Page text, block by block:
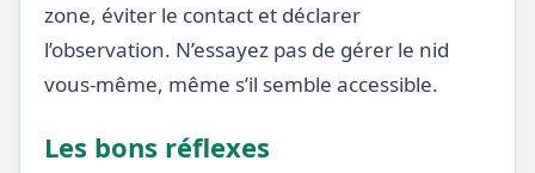
zone, éviter le contact et déclarer
l’observation. N’essayez pas de gérer le nid
vous-même, même s’il semble accessible.
Les bons réflexes